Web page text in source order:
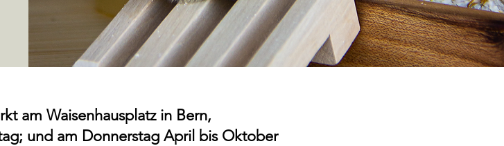
am Waisenhausplatz in Bern,
und am Donnerstag April bis Oktober